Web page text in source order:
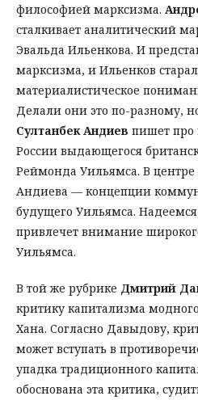
философией марксизма.
сталкивает аналитический
Эвальда Ильенкова. И
марксизма, и Ильенков
материалистическое
Делали они это по-разному,
Султанбек Андиев пишет про
России выдающегося
Реймонда Уильямса. В
Андиева — концепции
будущего Уильямса.
привлечет внимание
Уильямса.
В той же рубрике Дмитрий
критику капитализма
Хана. Согласно Давыдову,
может вступать в
упадка традиционного
обоснована эта критика,